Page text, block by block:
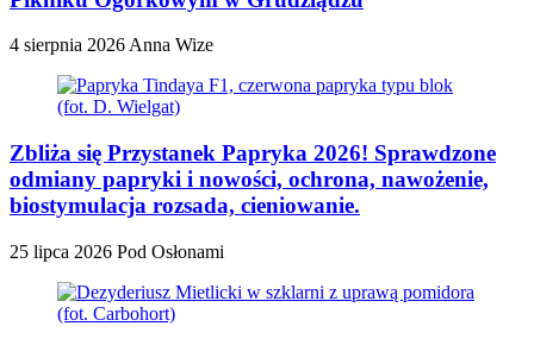
4 sierpnia 2026Anna Wize
Zbliża się Przystanek Papryka 2026! Sprawdzone
odmiany papryki i nowości, ochrona, nawożenie,
biostymulacja rozsada, cieniowanie.
25 lipca 2026 Pod Osłonami